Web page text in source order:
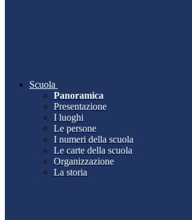
Scuola
Panoramica
Presentazione
I luoghi
Le persone
I numeri della scuola
Le carte della scuola
Organizzazione
La storia